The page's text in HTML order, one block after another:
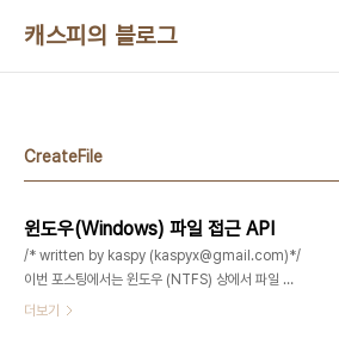
캐스피의 블로그
CreateFile
윈도우(Windows) 파일 접근 API
/* written by kaspy (kaspyx@gmail.com)*/
이번 포스팅에서는 윈도우 (NTFS) 상에서 파일 조
작과 관련된 API를 다루도록 하겠습니다. * 윈도우
더보기